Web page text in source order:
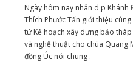
Ngày hôm nay nhân dịp
Thích Phước Tấn giới thiệu
tử Kế hoạch xây dựng bảo
và nghệ thuật cho chùa Quang
đồng Úc nói chung .